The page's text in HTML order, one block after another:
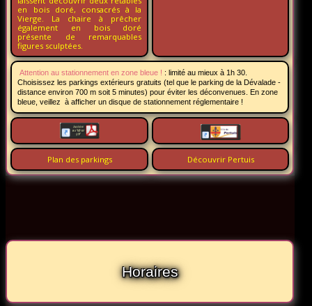
en bois doré, consacrés à la
Vierge. La chaire à prêcher
également en bois doré
présente de remarquables
figures sculptées.
Attention au stationnement en zone bleue ! : limité au mieux à 1h 30.
Choisissez les parkings extérieurs gratuits (tel que le parking de la Dévalade -
distance environ 700 m soit 5 minutes) pour éviter les déconvenues. En zone
bleue, veillez à afficher un disque de stationnement réglementaire !
Plan des parkings Découvrir Pertuis
Horaires